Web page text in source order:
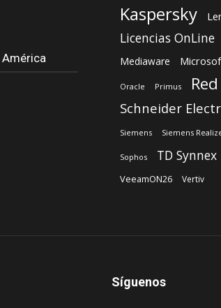
América
Kaspersky
Licencias OnLine
Mediaware
Oracle Primus
Schneider
Siemens Siemens
Sophos TD Synnex
VeeamON26 Vertiv
Síguenos